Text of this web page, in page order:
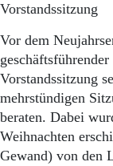
Vorstandssitzung
Vor dem
Vorstandssitzung
mehrstündigen
beraten. Dabei
Weihnachten
Gewand) von den